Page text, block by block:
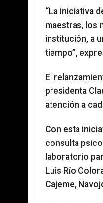
“La iniciativa
maestras, los
institución, a
tiempo”,
El
presidenta
atención a
Con esta
consulta
laboratorio
Luis Río
Cajeme,